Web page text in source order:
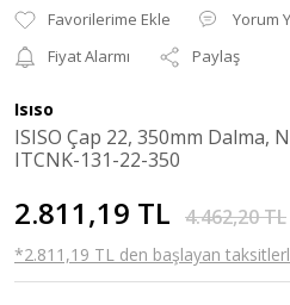
Yorum
Fiyat Alarmı
Paylaş
Isıso
ISISO Çap 22, 350mm Dalma,
ITCNK-131-22-350
2.811,19 TL 4.462,20 TL
*2.811,19 TL den başlayan